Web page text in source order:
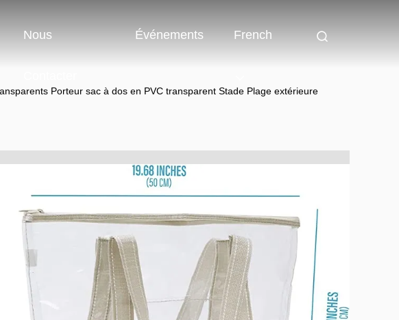
Nous Événements French
Porteur sac à dos en PVC transparent Stade Plage extérieure